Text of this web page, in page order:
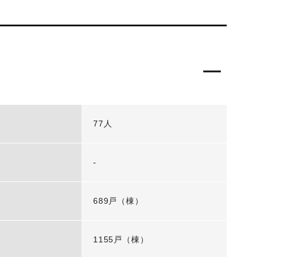
77人
-
689戸（棟）
1155戸（棟）